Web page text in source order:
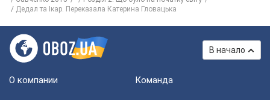
Дедал та Ікар. Переказала Катерина Гловацька
В начало
О компании Команда